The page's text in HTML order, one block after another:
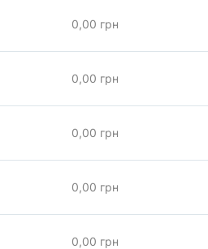
0,00 грн
0,00 грн
0,00 грн
0,00 грн
0,00 грн